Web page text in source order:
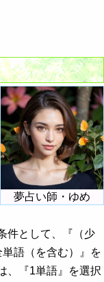
夢占い師・ゆめ
件として、『（少
語（を含む）』を
、『1単語』を選択